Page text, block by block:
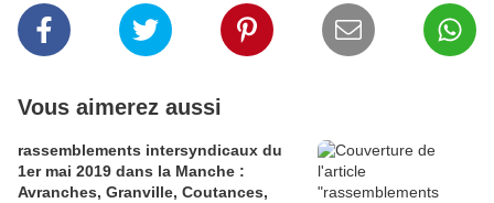
Vous aimerez aussi
rassemblements intersyndicaux du
1er mai 2019 dans la Manche :
Avranches, Granville, Coutances,